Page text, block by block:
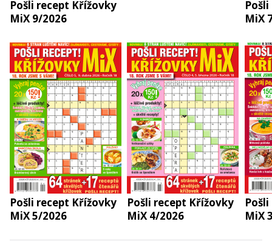
Pošli recept Křížovky
MiX 9/2026
MiX
Pošli recept Křížovky
MiX 5/2026
Pošli recept Křížovky
MiX 4/2026
MiX